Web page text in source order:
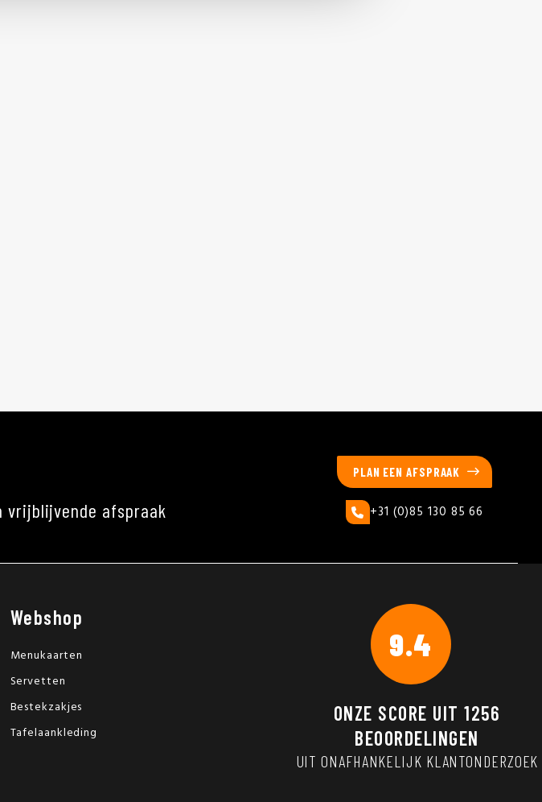
vrijblijvende afspraak
PLAN EEN AFSPRAAK
+31 (0)85 130 85 66
Webshop
Menukaarten
Servetten
Bestekzakjes
Tafelaankleding
9.4
ONZE SCORE UIT1256
BEOORDELINGEN
UIT ONAFHANKELIJK KLANTONDERZOEK